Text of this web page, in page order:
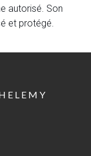
autorisé. Son
et protégé.